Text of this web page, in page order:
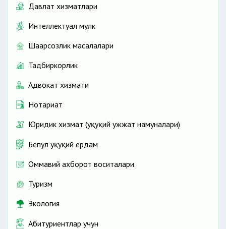
Давлат хизматлари
Интеллектуал мулк
Шаҳарсозлик масалалари
Тадбиркорлик
Адвокат хизмати
Нотариат
Юридик хизмат (ҳуқуқий ҳужжат намуналари)
Бепул ҳуқуқий ёрдам
Оммавий ахборот воситалари
Туризм
Экология
Абитуриентлар учун